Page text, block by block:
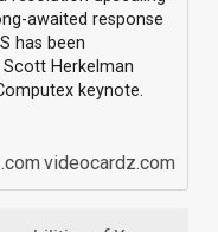
awaited response
has been
Herkelman
keynote.
videocardz.com